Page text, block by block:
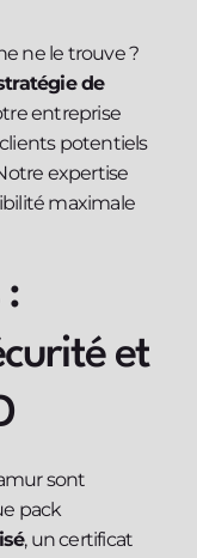
ne le trouve ?
de
entreprise
potentiels
expertise
maximale
:
et
sont
pack
, un certificat